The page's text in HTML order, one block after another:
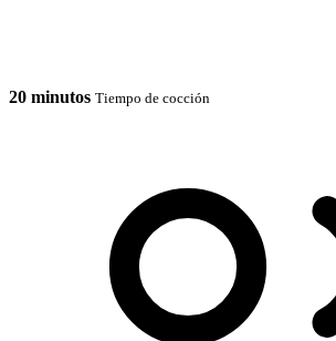
20 minutos Tiempo de cocción